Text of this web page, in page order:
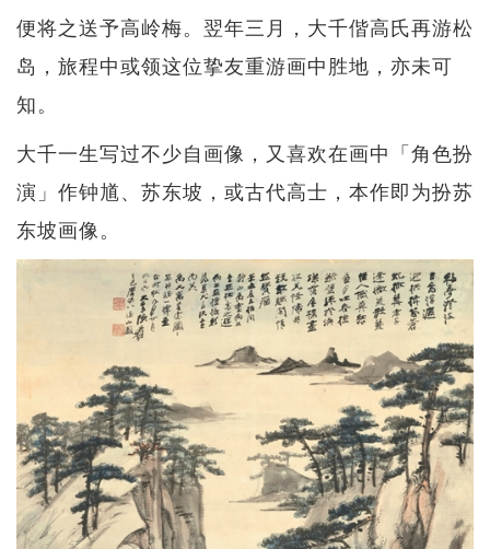
便将之送予高岭梅。翌年三月，大千偕高氏再游松
岛，旅程中或领这位挚友重游画中胜地，亦未可
知。
大千一生写过不少自画像，又喜欢在画中「角色扮
演」作钟馗、苏东坡，或古代高士，本作即为扮苏
东坡画像。